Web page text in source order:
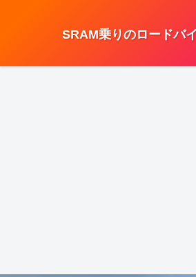
SRAM乗りのロードバ